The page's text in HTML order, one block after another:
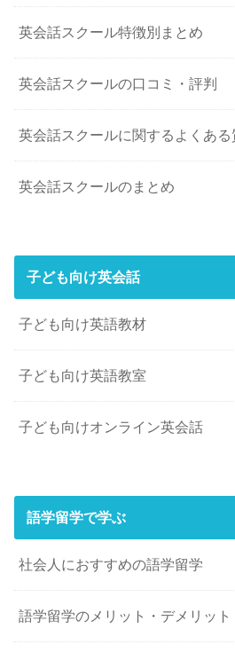
英会話スクール特徴別まとめ
英会話スクールの口コミ・評判
英会話スクールに関するよくある
英会話スクールのまとめ
子ども向け英会話
子ども向け英語教材
子ども向け英語教室
子ども向けオンライン英会話
語学留学で学ぶ
社会人におすすめの語学留学
語学留学のメリット・デメリット